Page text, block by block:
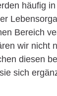
häufig
Bereich
wir nicht
diesen
sich